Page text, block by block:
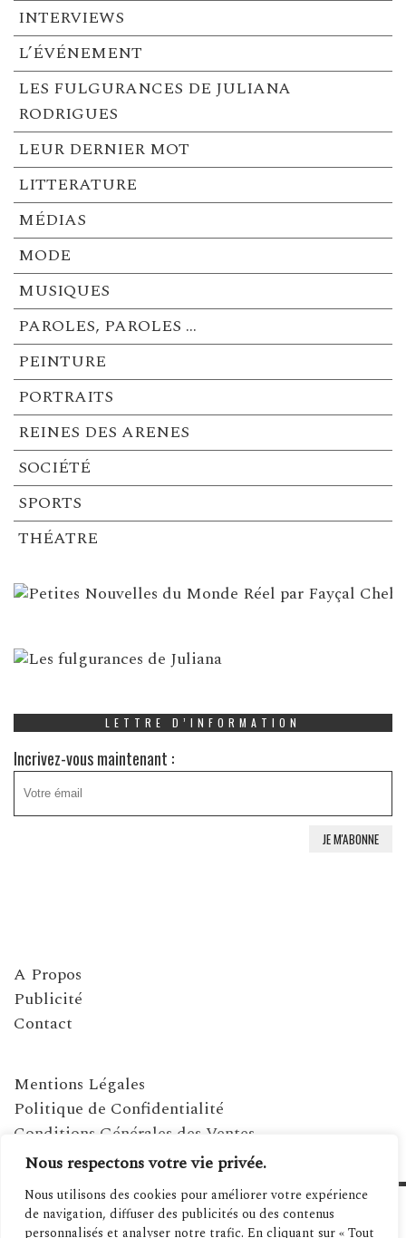
Nous respectons votre vie privée.
Nous utilisons des cookies pour améliorer votre expérience
de navigation, diffuser des publicités ou des contenus
personnalisés et analyser notre trafic. En cliquant sur « Tout
INTERVIEWS
L’ÉVÉNEMENT
LES FULGURANCES DE JULIANA
RODRIGUES
LEUR DERNIER MOT
LITTERATURE
MÉDIAS
MODE
MUSIQUES
PAROLES, PAROLES …
PEINTURE
PORTRAITS
REINES DES ARENES
SOCIÉTÉ
SPORTS
THÉATRE
LETTRE D’INFORMATION
Incrivez-vous maintenant :
A Propos
Publicité
Contact
Mentions Légales
Politique de Confidentialité
Conditions Générales des Ventes